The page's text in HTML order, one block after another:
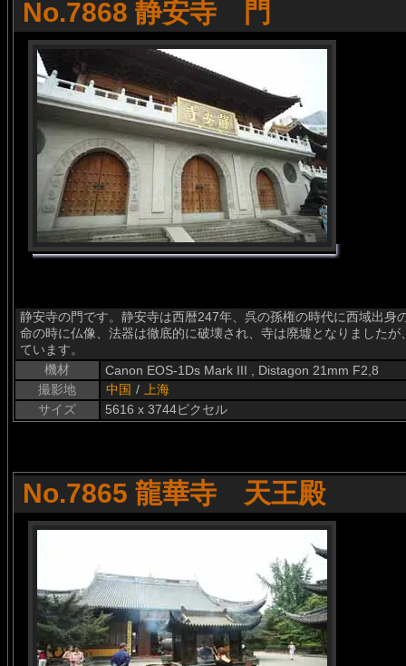
No.7868 静安寺 門
静安寺の門です。静安寺は西暦247年、呉の孫権の時代に西域出身
命の時に仏像、法器は徹底的に破壊され、寺は廃墟となりました
ています。
機材
Canon EOS-1Ds Mark III , Distagon 21mm F2,8
撮影地
中国 /
上海
サイズ
5616 x 3744ピクセル
No.7865 龍華寺 天王殿